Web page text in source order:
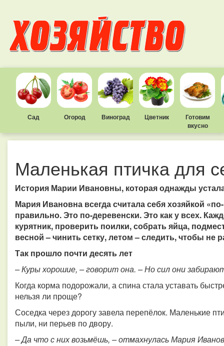
Сад Огород Виноград Цветник
Готовим
вкусно
Маленькая птичка для
История Марии Ивановны, которая однажды
Мария Ивановна всегда считала себя хозяйкой
правильно. Это по-деревенски. Это как у всех.
курятник, проверить поилки, собрать яйца,
весной – чинить сетку, летом – следить, чтобы не
Так прошло почти десять лет
– Куры хорошие, – говорит она. – Но сил они
Когда корма подорожали, а спина стала уставать
нельзя ли проще?
Соседка через дорогу завела перепёлок. Маленькие
пыли, ни перьев по двору.
– Да что с них возьмёшь, – отмахнулась Мария